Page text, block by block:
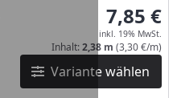
Variante wählen
7,85 €
inkl. 19% MwSt.
Inhalt:2,38 m (3,30 €/m)